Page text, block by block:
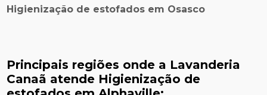
Higienização de estofados em Osasco
Principais regiões onde a Lavanderia
Canaã atende Higienização de